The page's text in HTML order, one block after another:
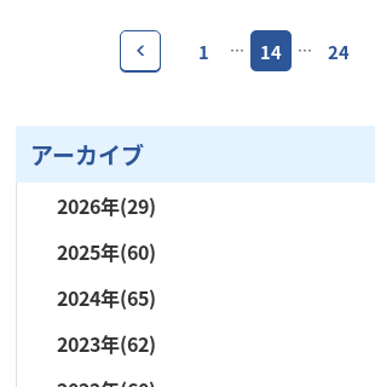
1 … 14 … 24
アーカイブ
2026年(29)
8月(4)
7月(6)
6月(1)
2025年(60)
12月(4)
11月(3)
2024年(65)
12月(2)
2023年(62)